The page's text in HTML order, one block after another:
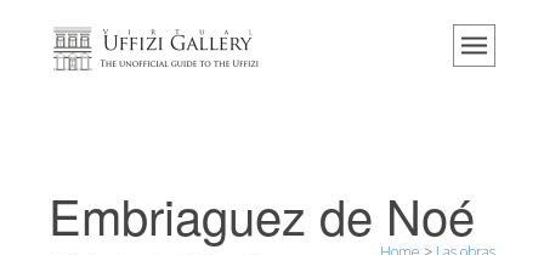
Home
Eventos y exposiciones
Embriaguez de Noé